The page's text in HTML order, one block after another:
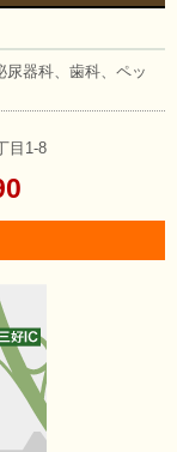
器科、歯科、 ペッ
目1-8